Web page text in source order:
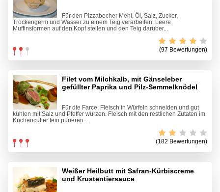
Für den Pizzabecher Mehl, Öl, Salz, Zucker,
Trockengerm und Wasser zu einem Teig verarbeiten. Leere
Muffinsformen auf den Kopf stellen und den Teig darüber...
(97 Bewertungen)
Filet vom Milchkalb, mit Gänseleber
gefüllter Paprika und Pilz-Semmelknödel
Für die Farce: Fleisch in Würfeln schneiden und gut
kühlen mit Salz und Pfeffer würzen. Fleisch mit den restlichen Zutaten im
Küchencutter fein pürieren....
(182 Bewertungen)
Weißer Heilbutt mit Safran-Kürbiscreme
und Krustentiersauce